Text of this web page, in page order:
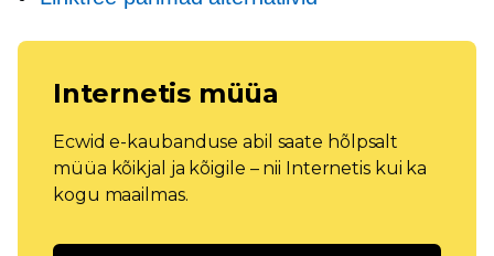
Internetis müüa
Ecwid e-kaubanduse abil saate hõlpsalt
müüa kõikjal ja kõigile – nii Internetis kui ka
kogu maailmas.